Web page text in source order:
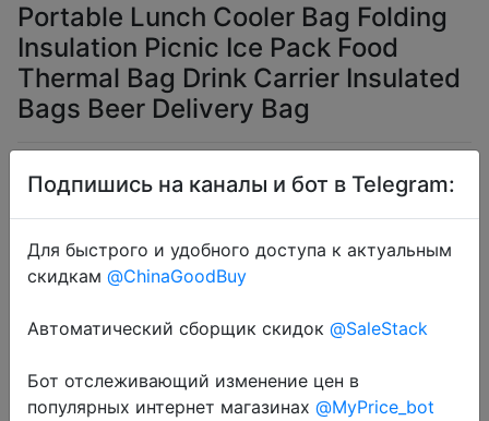
Portable Lunch Cooler Bag Folding
Insulation Picnic Ice Pack Food
Thermal Bag Drink Carrier Insulated
Bags Beer Delivery Bag
$1.74
Coins
Перейти в магазин
Подпишись на каналы и бот в Telegram:
Для быстрого и удобного доступа к актуальным
скидкам @ChinaGoodBuy
Автоматический сборщик скидок @SaleStack
Бот отслеживающий изменение цен в
популярных интернет магазинах @MyPrice_bot